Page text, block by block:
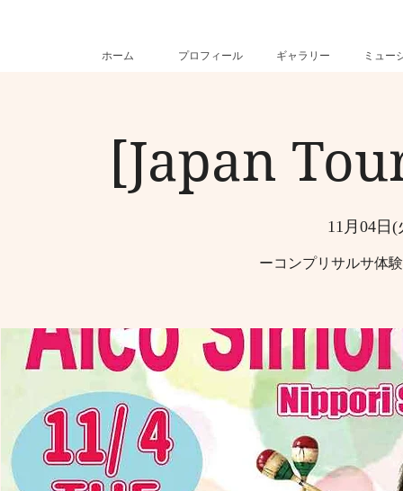
ホーム プロフィール ギャラリー ミュー
[Japan
11月04日(
ーコンプリサルサ体